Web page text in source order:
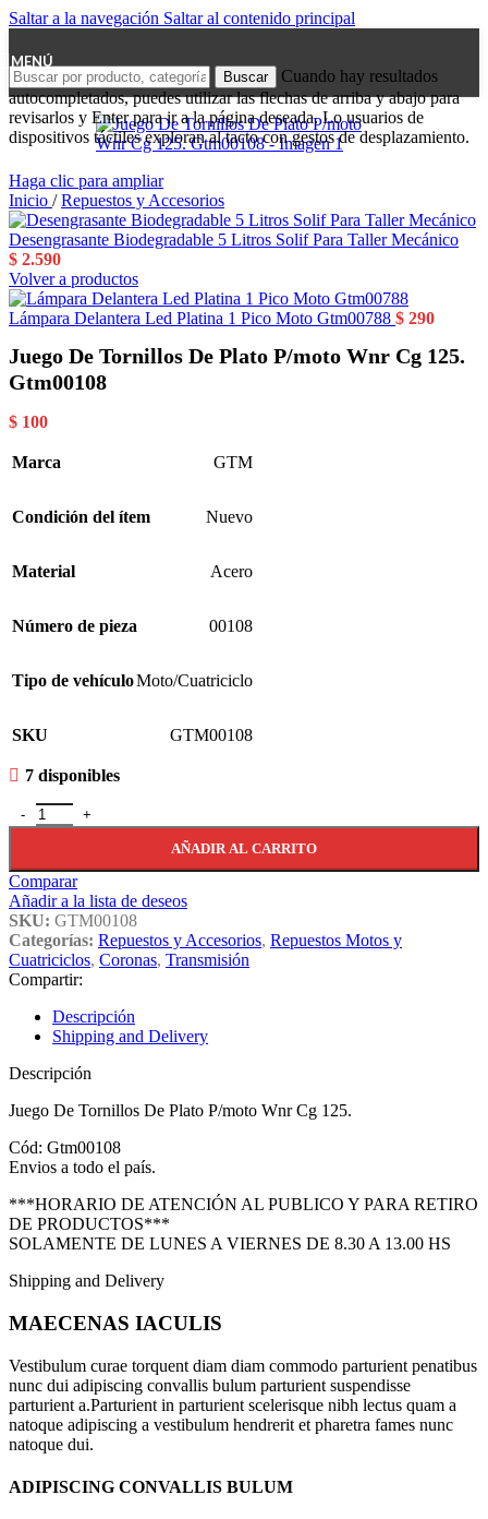
Saltar a la navegación Saltar al contenido principal
MENÚ
Buscar
Cuando hay resultados
autocompletados, puedes utilizar las flechas de arriba y abajo para
revisarlos y Enter para ir a la página deseada. Lo usuarios de
dispositivos táctiles exploran al tacto con gestos de desplazamiento.
Haga clic para ampliar
Inicio / Repuestos y Accesorios
Desengrasante Biodegradable 5 Litros Solif Para Taller Mecánico
$ 2.590
Volver a productos
Lámpara Delantera Led Platina 1 Pico Moto Gtm00788 $ 290
Juego De Tornillos De Plato P/moto Wnr Cg 125.
Gtm00108
$ 100
Marca GTM
Condición del ítem Nuevo
Material Acero
Número de pieza 00108
Tipo de vehículoMoto/Cuatriciclo
SKU GTM00108
7 disponibles
Juego De Tornillos De Plato P/moto Wnr Cg 125. Gtm00108
AÑADIR AL CARRITO
Comparar
Añadir a la lista de deseos
SKU: GTM00108
Categorías: Repuestos y Accesorios, Repuestos Motos y
Cuatriciclos, Coronas, Transmisión
Compartir:
Descripción
Shipping and Delivery
Descripción
Juego De Tornillos De Plato P/moto Wnr Cg 125.
Cód: Gtm00108
Envios a todo el país.
***HORARIO DE ATENCIÓN AL PUBLICO Y PARA RETIRO
DE PRODUCTOS***
SOLAMENTE DE LUNES A VIERNES DE 8.30 A 13.00 HS
Shipping and Delivery
MAECENAS IACULIS
Vestibulum curae torquent diam diam commodo parturient penatibus
nunc dui adipiscing convallis bulum parturient suspendisse
parturient a.Parturient in parturient scelerisque nibh lectus quam a
natoque adipiscing a vestibulum hendrerit et pharetra fames nunc
natoque dui.
ADIPISCING CONVALLIS BULUM